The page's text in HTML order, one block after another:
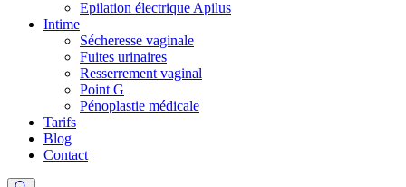
Epilation électrique Apilus
Intime
Sécheresse vaginale
Fuites urinaires
Resserrement vaginal
Point G
Pénoplastie médicale
Tarifs
Blog
Contact